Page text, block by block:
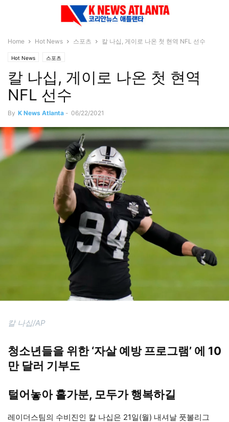
Home Hot News 스포츠 칼 나십, 게이로 나온 첫 현역 NFL 선수
Hot News 스포츠
칼 나십, 게이로 나온 첫 현역
NFL 선수
By K News Atlanta - 06/22/2021
칼 나십/AP
청소년들을 위한 ‘자살 예방 프로그램’ 에 10
만 달러 기부도
털어놓아 홀가분, 모두가 행복하길
레이더스팀의 수비진인 칼 나십은 21일(월) 내셔날 풋볼리그